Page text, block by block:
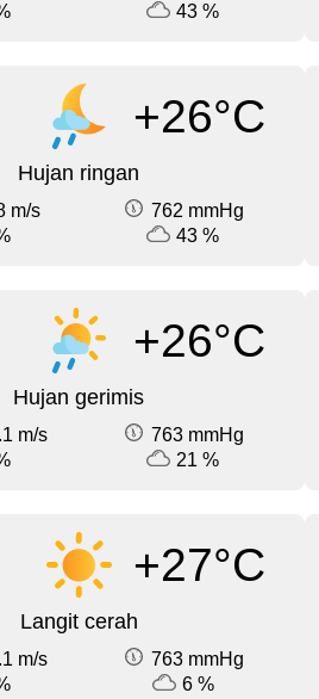
43 %
+26°C
Hujan ringan
m/s
762 mmHg
43 %
+26°C
Hujan gerimis
m/s
763 mmHg
21 %
+27°C
Langit cerah
m/s
763 mmHg
6 %